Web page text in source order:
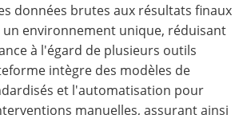
données brutes aux résultats finaux
un environnement unique, réduisant
à l'égard de plusieurs outils
intègre des modèles de
et l'automatisation pour
manuelles, assurant ainsi